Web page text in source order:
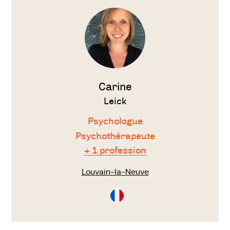
Carine
Leick
Psychologue
Psychothérapeute
+ 1 profession
Louvain-la-Neuve
Consultation
en